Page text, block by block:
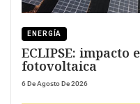
ENERGÍA
ECLIPSE:
fotovoltaica
6 De Agosto De 2026